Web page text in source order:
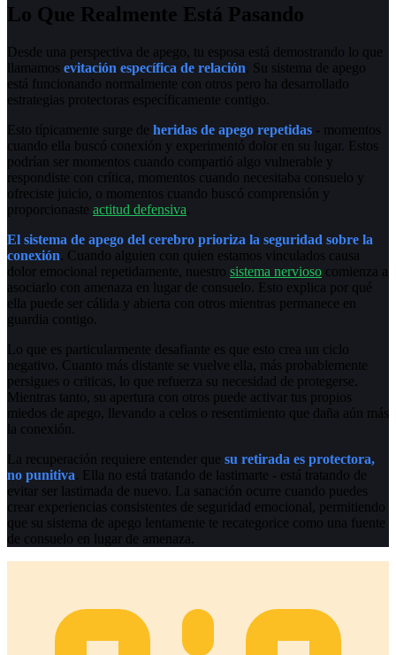
Lo Que Realmente Está Pasando
Desde una perspectiva de apego, tu esposa está demostrando lo que
llamamos evitación específica de relación . Su sistema de apego
está funcionando normalmente con otros pero ha desarrollado
estrategias protectoras específicamente contigo.
Esto típicamente surge de heridas de apego repetidas - momentos
cuando ella buscó conexión y experimentó dolor en su lugar. Estos
podrían ser momentos cuando compartió algo vulnerable y
respondiste con crítica, momentos cuando necesitaba consuelo y
ofreciste juicio, o momentos cuando buscó comprensión y
proporcionaste actitud defensiva
El sistema de apego del cerebro prioriza la seguridad sobre la
conexión . Cuando alguien con quien estamos vinculados causa
dolor emocional repetidamente, nuestro sistema nervioso comienza a
asociarlo con amenaza en lugar de consuelo. Esto explica por qué
ella puede ser cálida y abierta con otros mientras permanece en
guardia contigo.
Lo que es particularmente desafiante es que esto crea un ciclo
negativo. Cuanto más distante se vuelve ella, más probablemente
persigues o criticas, lo que refuerza su necesidad de protegerse.
Mientras tanto, su apertura con otros puede activar tus propios
miedos de apego, llevando a celos o resentimiento que daña aún más
la conexión.
La recuperación requiere entender que su retirada es protectora,
no punitiva . Ella no está tratando de lastimarte - está tratando de
evitar ser lastimada de nuevo. La sanación ocurre cuando puedes
crear experiencias consistentes de seguridad emocional, permitiendo
que su sistema de apego lentamente te recategorice como una fuente
de consuelo en lugar de amenaza.